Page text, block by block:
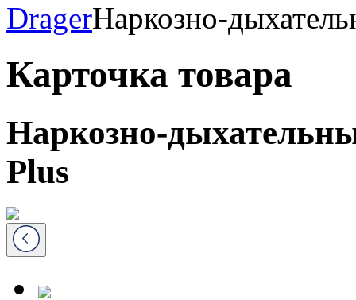
DragerНаркозно-
Карточка товара
Наркозно-
Plus